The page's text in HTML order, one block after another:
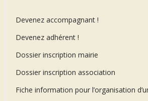
Devenez accompagnant !
Devenez adhérent !
Dossier inscription mairie
Dossier inscription association
Fiche information pour l’organisation